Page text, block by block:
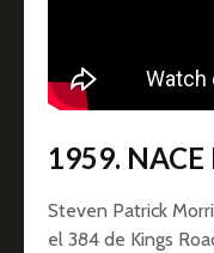
1959. NACE
Steven Patrick
el 384 de Kings